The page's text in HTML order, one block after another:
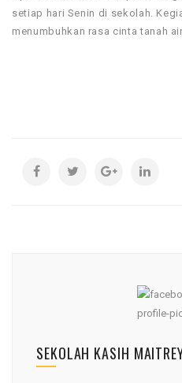
setiap hari Senin di sekolah.
menumbuhkan rasa cinta tanah
SEKOLAH KASIH